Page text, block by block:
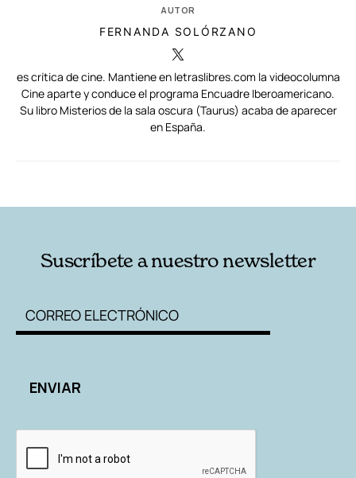
AUTOR
FERNANDA SOLÓRZANO
es crítica de cine. Mantiene en letraslibres.com la videocolumna
Cine aparte y conduce el programa Encuadre Iberoamericano.
Su libro Misterios de la sala oscura (Taurus) acaba de aparecer
en España.
Suscríbete a nuestro newsletter